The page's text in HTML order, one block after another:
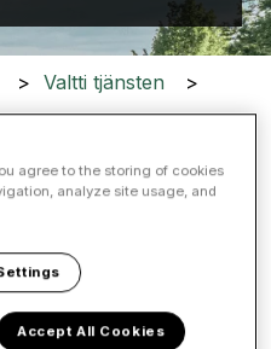
Valtti tjänsten
för
agree to the storing of cookies
analyze site usage, and
Accept All Cookies